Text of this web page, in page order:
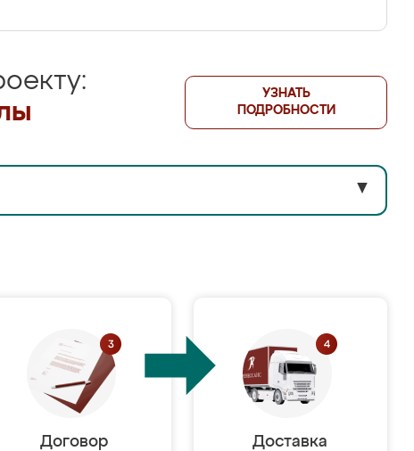
УЗНАТЬ
ПОДРОБНОСТИ
▼
Договор
Доставка